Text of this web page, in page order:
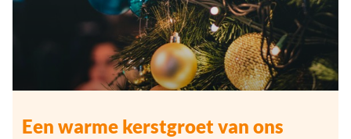
Een warme kerstgroet van ons